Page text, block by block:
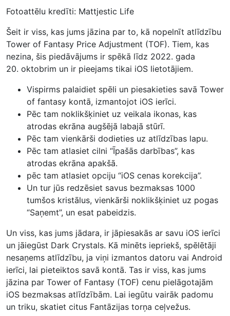
Fotoattēlu kredīti: Mattjestic Life
Šeit ir viss, kas jums jāzina par to, kā nopelnīt atlīdzību
Tower of Fantasy Price Adjustment (TOF). Tiem, kas
nezina, šis piedāvājums ir spēkā līdz 2022. gada
20. oktobrim un ir pieejams tikai iOS lietotājiem.
Vispirms palaidiet spēli un piesakieties savā Tower
of fantasy kontā, izmantojot iOS ierīci.
Pēc tam noklikšķiniet uz veikala ikonas, kas
atrodas ekrāna augšējā labajā stūrī.
Pēc tam vienkārši dodieties uz atlīdzības lapu.
Pēc tam atlasiet cilni “Īpašās darbības”, kas
atrodas ekrāna apakšā.
pēc tam atlasiet opciju “iOS cenas korekcija”.
Un tur jūs redzēsiet savus bezmaksas 1000
tumšos kristālus, vienkārši noklikšķiniet uz pogas
“Saņemt”, un esat pabeidzis.
Un viss, kas jums jādara, ir jāpiesakās ar savu iOS ierīci
un jāiegūst Dark Crystals. Kā minēts iepriekš, spēlētāji
nesaņems atlīdzību, ja viņi izmantos datoru vai Android
ierīci, lai pieteiktos savā kontā. Tas ir viss, kas jums
jāzina par Tower of Fantasy (TOF) cenu pielāgotajām
iOS bezmaksas atlīdzībām. Lai iegūtu vairāk padomu
un triku, skatiet citus Fantāzijas torņa ceļvežus.